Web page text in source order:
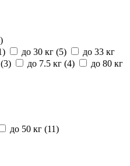
)
) до 30 кг (5)
до 33 кг
3) до 7.5 кг (4)
до 80 кг
до 50 кг (11)